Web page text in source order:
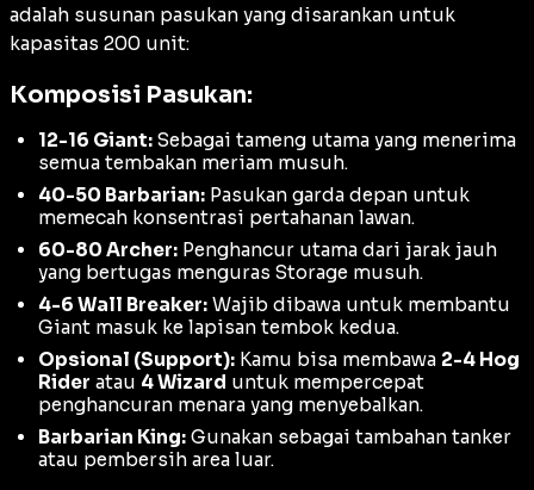
adalah susunan pasukan yang disarankan untuk
kapasitas 200 unit:
Komposisi Pasukan:
12-16 Giant: Sebagai tameng utama yang menerima
semua tembakan meriam musuh.
40-50 Barbarian: Pasukan garda depan untuk
memecah konsentrasi pertahanan lawan.
60-80 Archer: Penghancur utama dari jarak jauh
yang bertugas menguras Storage musuh.
4-6 Wall Breaker: Wajib dibawa untuk membantu
Giant masuk ke lapisan tembok kedua.
Opsional (Support): Kamu bisa membawa 2-4 Hog
Rider atau 4 Wizard untuk mempercepat
penghancuran menara yang menyebalkan.
Barbarian King: Gunakan sebagai tambahan tanker
atau pembersih area luar.